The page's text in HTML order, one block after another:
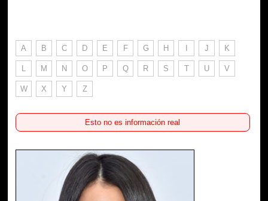
A B C D E F G H I J K
L M N O P Q R S T U V
W X Y Z
Esto no es información real